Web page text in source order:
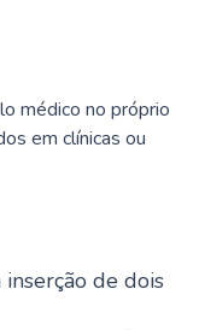
médico no próprio
em clínicas ou
de dois